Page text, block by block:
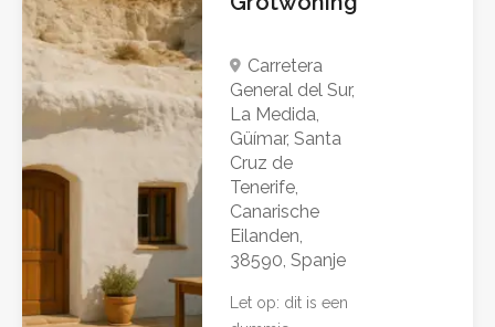
Carretera
General del Sur,
La Medida,
Güímar, Santa
Cruz de
Tenerife,
Canarische
Eilanden,
38590, Spanje
Let op: dit is een